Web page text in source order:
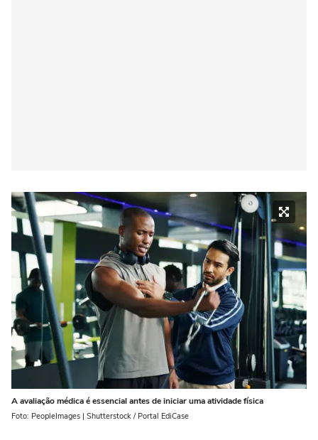
A avaliação médica é essencial antes de iniciar uma atividade física
Foto: PeopleImages | Shutterstock / Portal EdiCase